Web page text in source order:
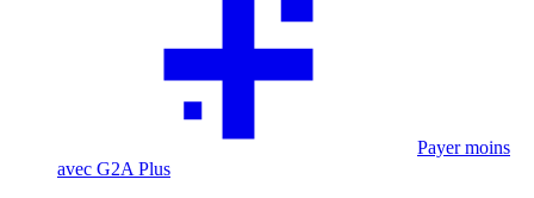
Payer moins
avec G2A Plus